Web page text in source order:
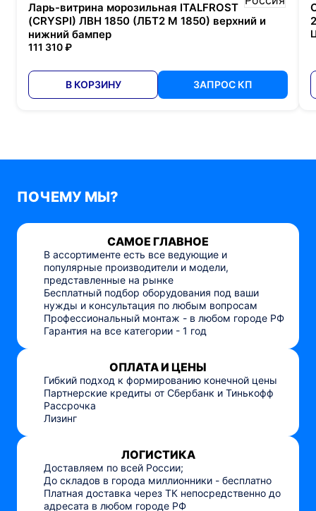
Ларь-витрина морозильная ITALFROST
(CRYSPI) ЛВН 1850 (ЛБТ2 М 1850) верхний и
нижний бампер
111 310 ₽
В КОРЗИНУ ЗАПРОС КП
ПОЧЕМУ МЫ?
САМОЕ ГЛАВНОЕ
В ассортименте есть все ведующие и
популярные производители и модели,
представленные на рынке
Бесплатный подбор оборудования под ваши
нужды и консультация по любым вопросам
Профессиональный монтаж - в любом городе РФ
Гарантия на все категории - 1 год
ОПЛАТА И ЦЕНЫ
Гибкий подход к формированию конечной цены
Партнерские кредиты от Сбербанк и Тинькофф
Рассрочка
Лизинг
ЛОГИСТИКА
Доставляем по всей России;
До складов в города миллионники - бесплатно
Платная доставка через ТК непосредственно до
адресата в любом городе РФ